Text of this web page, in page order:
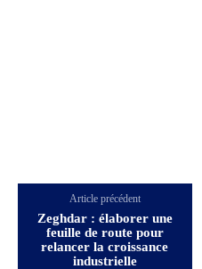
Article précédent
Zeghdar : élaborer une
feuille de route pour
relancer la croissance
industrielle